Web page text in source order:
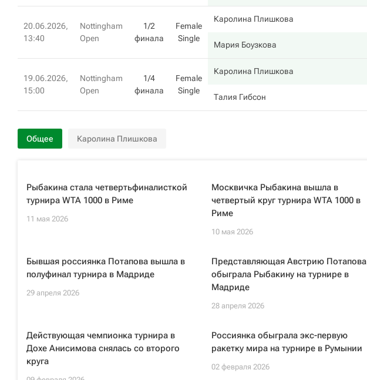
20.06.2026,
13:40
Nottingham
Open
1/2
финала
Female
Single
Каролина Плишкова
Мария Боузкова
19.06.2026,
15:00
Nottingham
Open
1/4
финала
Female
Single
Каролина Плишкова
Талия Гибсон
Общее Каролина Плишкова
Рыбакина стала четвертьфиналисткой
турнира WTA 1000 в Риме
11 мая 2026
Москвичка Рыбакина вышла в
четвертый круг турнира WTA 1000 в
Риме
10 мая 2026
Бывшая россиянка Потапова вышла в
полуфинал турнира в Мадриде
29 апреля 2026
Представляющая Австрию Потапова
обыграла Рыбакину на турнире в
Мадриде
28 апреля 2026
Действующая чемпионка турнира в
Дохе Анисимова снялась со второго
круга
Россиянка обыграла экс-первую
ракетку мира на турнире в Румынии
02 февраля 2026